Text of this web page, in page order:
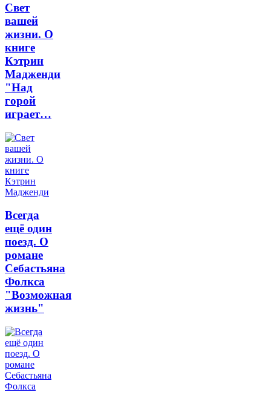
Свет
вашей
жизни. О
книге
Кэтрин
Мадженди
"Над
горой
играет…
Всегда
ещё один
поезд. О
романе
Себастьяна
Фолкса
"Возможная
жизнь"